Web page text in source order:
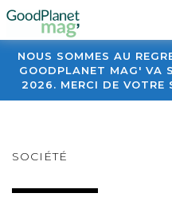
NOUS SOMMES AU
GOODPLANET MAG' VA
2026. MERCI DE VOTRE
SOCIÉTÉ